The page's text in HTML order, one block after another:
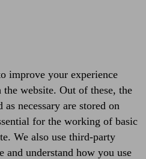
improve your experience
website. Out of these, the
necessary are stored on
for the working of basic
We also use third-party
and understand how you use